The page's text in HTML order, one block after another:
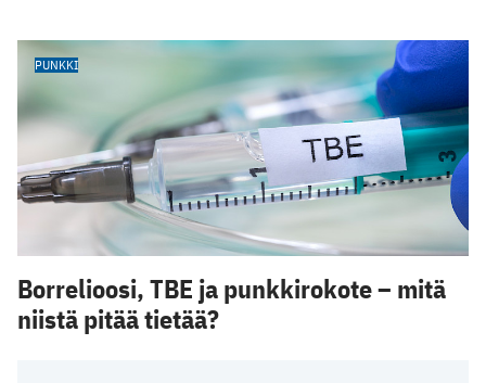
PUNKKI
Borrelioosi, TBE ja punkkirokote – mitä
niistä pitää tietää?